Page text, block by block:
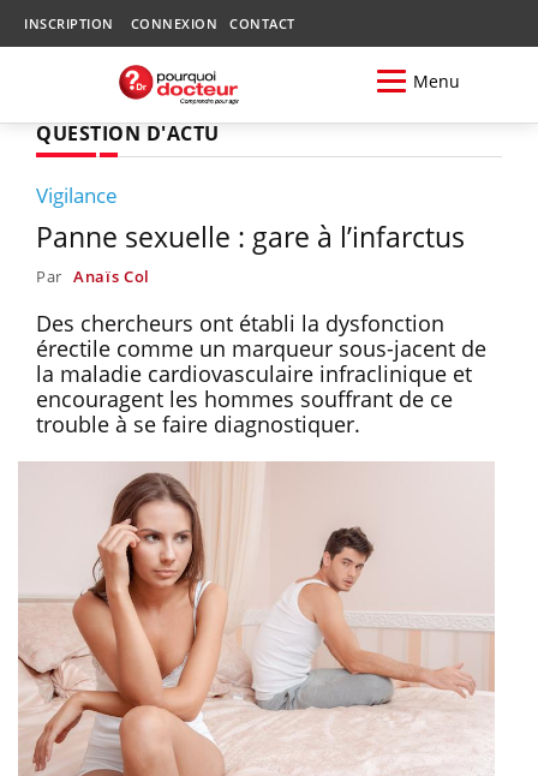
INSCRIPTION CONNEXION CONTACT
Menu
QUESTION D'ACTU
Vigilance
Panne sexuelle : gare à l’infarctus
Par Anaïs Col
Des chercheurs ont établi la dysfonction
érectile comme un marqueur sous-jacent de
la maladie cardiovasculaire infraclinique et
encouragent les hommes souffrant de ce
trouble à se faire diagnostiquer.